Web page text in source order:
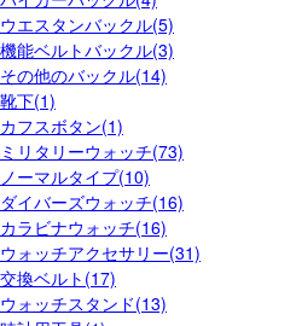
ウエスタンバックル(5)
機能ベルトバックル(3)
その他のバックル(14)
靴下(1)
カフスボタン(1)
ミリタリーウォッチ(73)
ノーマルタイプ(10)
ダイバーズウォッチ(16)
カラビナウォッチ(16)
ウォッチアクセサリー(31)
交換ベルト(17)
ウォッチスタンド(13)